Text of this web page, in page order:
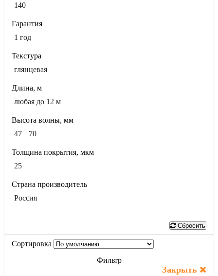
140
Гарантия
1 год
Текстура
глянцевая
Длина, м
любая до 12 м
Высота волны, мм
47
70
Толщина покрытия, мкм
25
Страна производитель
Россия
Сбросить
Сортировка
Фильтр
Закрыть